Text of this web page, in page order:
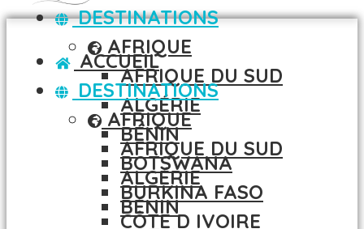
DESTINATIONS
AFRIQUE
AFRIQUE DU SUD
ALGÉRIE
BÉNIN
BOTSWANA
BURKINA FASO
CÔTE D IVOIRE
ACCUEIL
DESTINATIONS
AFRIQUE
AFRIQUE DU SUD
ALGÉRIE
BÉNIN